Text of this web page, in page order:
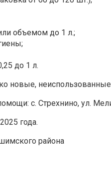
объемом до 1 л.;
до 1 л.
новые,
с. Стрехнино, ул.
года.
района